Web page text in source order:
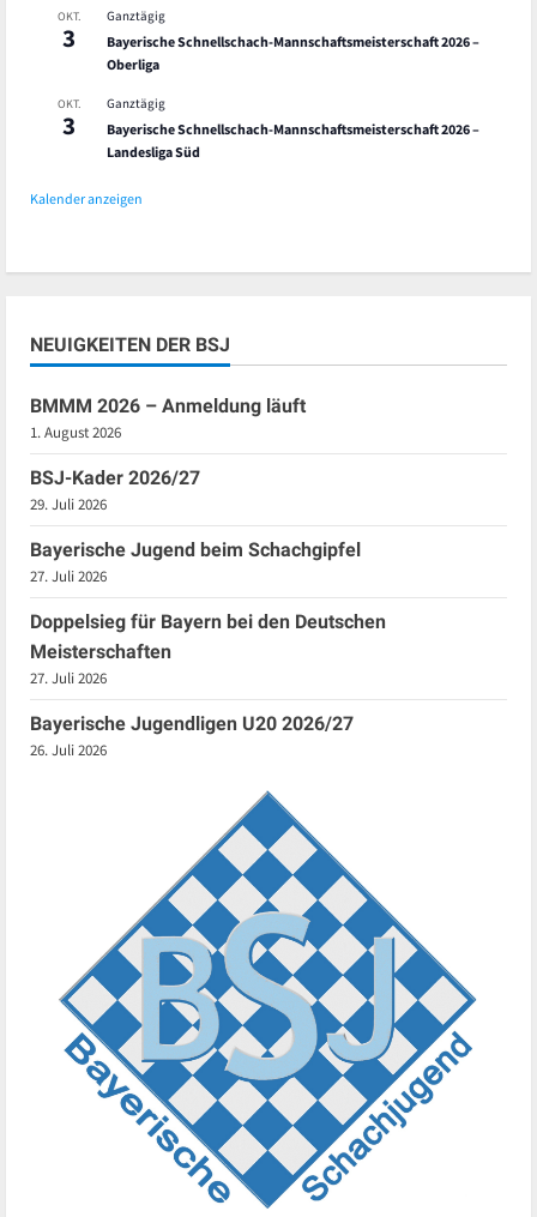
OKT.
3
Ganztägig
Bayerische Schnellschach-Mannschaftsmeisterschaft 2026 –
Oberliga
OKT.
3
Ganztägig
Bayerische Schnellschach-Mannschaftsmeisterschaft 2026 –
Landesliga Süd
Kalender anzeigen
NEUIGKEITEN DER BSJ
BMMM 2026 – Anmeldung läuft
1. August 2026
BSJ-Kader 2026/27
29. Juli 2026
Bayerische Jugend beim Schachgipfel
27. Juli 2026
Doppelsieg für Bayern bei den Deutschen
Meisterschaften
27. Juli 2026
Bayerische Jugendligen U20 2026/27
26. Juli 2026